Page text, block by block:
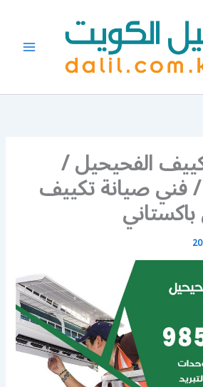
الفحيحيل /
98548488 / فني صيانة تكييف